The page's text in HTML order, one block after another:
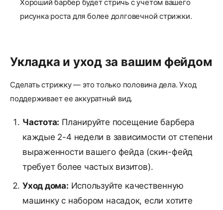
Хороший барбер будет стричь с учетом вашего
рисунка роста для более долговечной стрижки.
Укладка и уход за вашим фейдом
Сделать стрижку — это только половина дела. Уход
поддерживает ее аккуратный вид.
Частота: Планируйте посещение барбера
каждые 2-4 недели в зависимости от степени
выраженности вашего фейда (скин-фейд
требует более частых визитов).
Уход дома: Используйте качественную
машинку с набором насадок, если хотите